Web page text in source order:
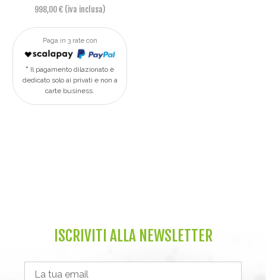
998,00 € (iva inclusa)
Paga in 3 rate con
Il pagamento dilazionato è
dedicato solo ai privati e non a
carte business.
ISCRIVITI ALLA NEWSLETTER